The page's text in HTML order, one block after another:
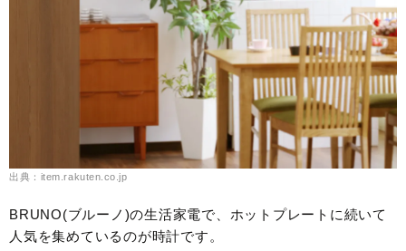
出典：item.rakuten.co.jp
BRUNO(ブルーノ)の生活家電で、ホットプレートに続いて
人気を集めているのが時計です。